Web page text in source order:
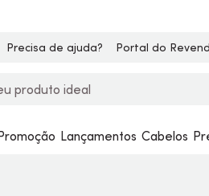
Precisa de ajuda? Portal do
Lançamentos Cabelos